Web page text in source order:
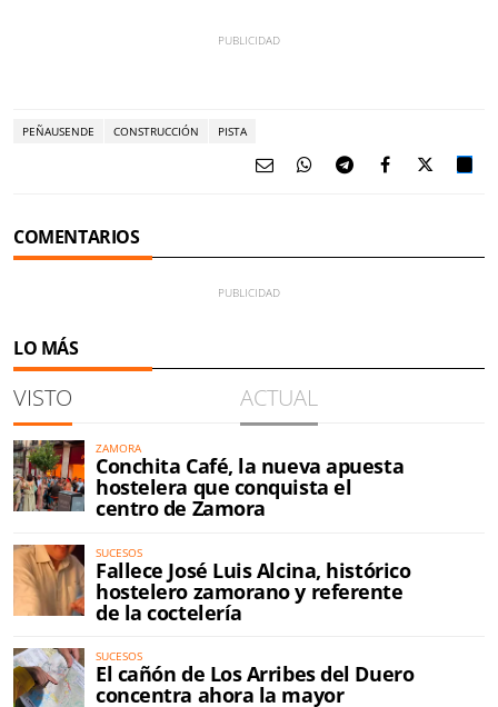
PEÑAUSENDE CONSTRUCCIÓN PISTA
COMENTARIOS
LO MÁS
VISTO ACTUAL
ZAMORA
Conchita Café, la nueva apuesta
hostelera que conquista el
centro de Zamora
SUCESOS
Fallece José Luis Alcina, histórico
hostelero zamorano y referente
de la coctelería
SUCESOS
El cañón de Los Arribes del Duero
concentra ahora la mayor